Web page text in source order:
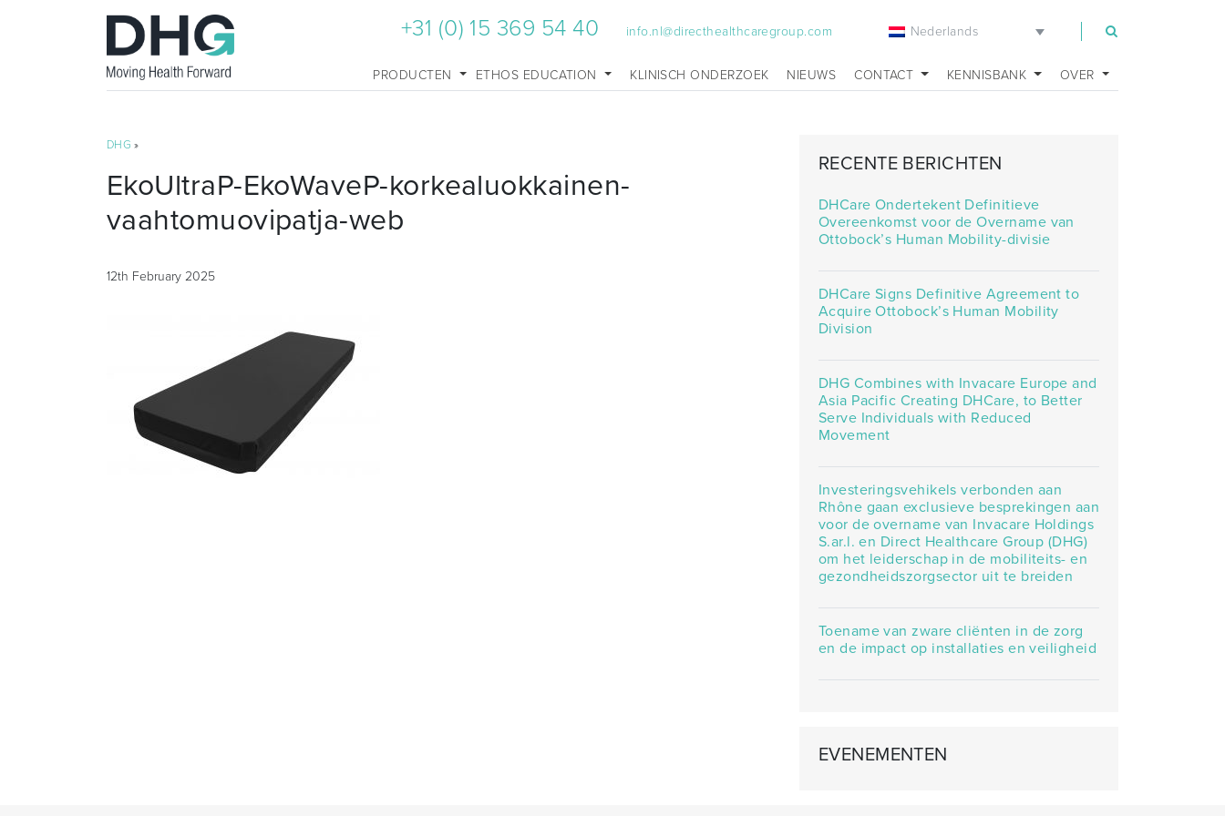
+31 (0) 15 369 54 40 info.nl@directhealthcaregroup.com Nederlands
PRODUCTEN ETHOS EDUCATION KLINISCH ONDERZOEK NIEUWS CONTACT KENNISBANK OVER
DHG »
EkoUltraP-EkoWaveP-korkealuokkainen-
vaahtomuovipatja-web
12th February 2025
RECENTE BERICHTEN
DHCare Ondertekent Definitieve
Overeenkomst voor de Overname van
Ottobock’s Human Mobility-divisie
DHCare Signs Definitive Agreement to
Acquire Ottobock’s Human Mobility
Division
DHG Combines with Invacare Europe and
Asia Pacific Creating DHCare, to Better
Serve Individuals with Reduced
Movement
Investeringsvehikels verbonden aan
Rhône gaan exclusieve besprekingen aan
voor de overname van Invacare Holdings
S.ar.l. en Direct Healthcare Group (DHG)
om het leiderschap in de mobiliteits- en
gezondheidszorgsector uit te breiden
Toename van zware cliënten in de zorg
en de impact op installaties en veiligheid
EVENEMENTEN